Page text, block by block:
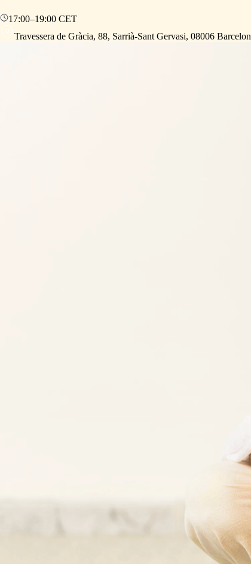
17:00–19:00 CET
Travessera de Gràcia, 88, Sarrià-Sant Gervasi, 08006